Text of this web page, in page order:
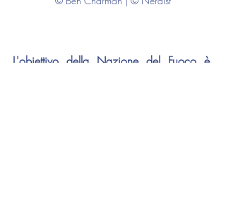
L'obiettivo della Nazione del Fuoco è,